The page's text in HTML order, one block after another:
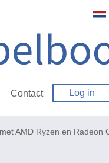
Contact Log in
AMD Ryzen en Radeon